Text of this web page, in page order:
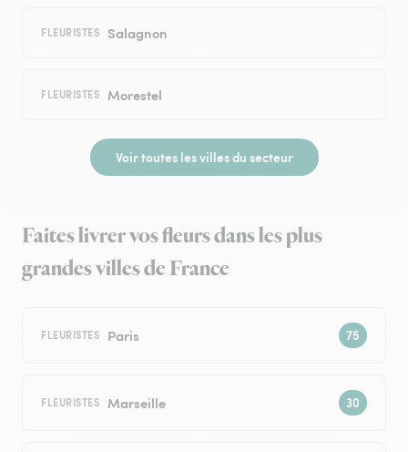
FLEURISTES Salagnon
FLEURISTES Morestel
Voir toutes les villes du secteur
Faites livrer vos fleurs dans les plus
grandes villes de France
FLEURISTES Paris
FLEURISTES Marseille